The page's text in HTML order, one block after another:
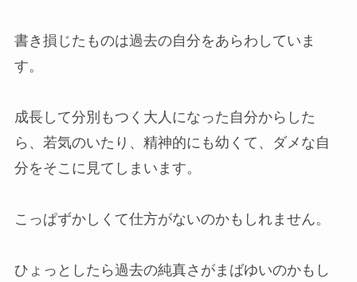
書き損じたものは過去の自分をあらわしていま
す。
成長して分別もつく大人になった自分からした
ら、若気のいたり、精神的にも幼くて、ダメな自
分をそこに見てしまいます。
こっぱずかしくて仕方がないのかもしれません。
ひょっとしたら過去の純真さがまばゆいのかもし